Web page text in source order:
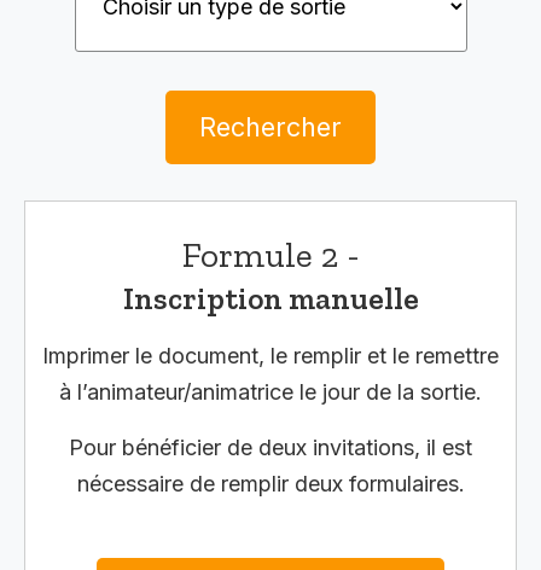
Rechercher
Formule 2 -
Inscription manuelle
Imprimer le document, le remplir et le remettre
à l’animateur/animatrice le jour de la sortie.
Pour bénéficier de deux invitations, il est
nécessaire de remplir deux formulaires.